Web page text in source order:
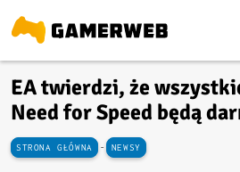
EA twierdzi, że
Need for Speed będą
STRONA GŁÓWNA - NEWSY